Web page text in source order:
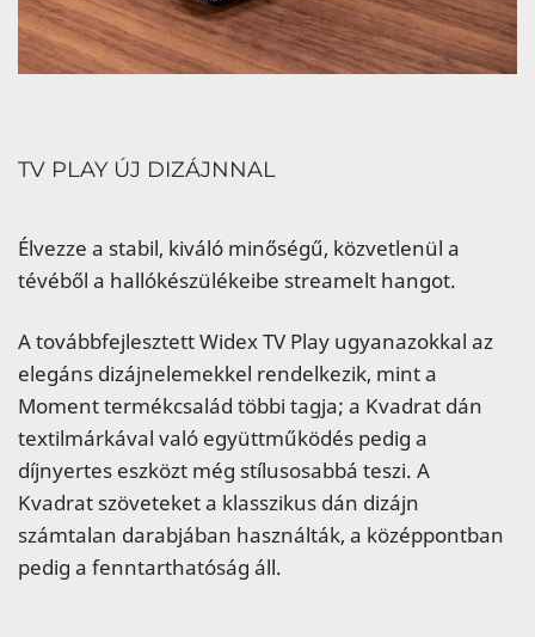
TV PLAY ÚJ DIZÁJNNAL
Élvezze a stabil, kiváló minőségű, közvetlenül a
tévéből a hallókészülékeibe streamelt hangot.
A továbbfejlesztett Widex TV Play ugyanazokkal az
elegáns dizájnelemekkel rendelkezik, mint a
Moment termékcsalád többi tagja; a Kvadrat dán
textilmárkával való együttműködés pedig a
díjnyertes eszközt még stílusosabbá teszi. A
Kvadrat szöveteket a klasszikus dán dizájn
számtalan darabjában használták, a középpontban
pedig a fenntarthatóság áll.